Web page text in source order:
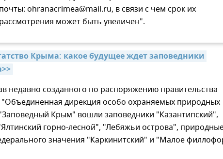
почты: ohranacrimea@mail.ru, в связи с чем срок их
рассмотрения может быть увеличен".
Крыма: какое будущее ждет заповедники
недавно созданного по распоряжению правительства
дирекция особо охраняемых природных
Крым" вошли заповедники "Казантипский",
горно-лесной", "Лебяжьи острова",
значения "Каркинитский" и "Малое